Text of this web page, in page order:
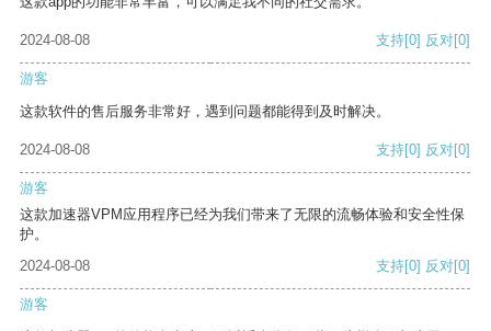
2024-08-08 支持[0] 反对[0]
游客
这款软件的售后服务非常好，遇到问题都能得到及时解决。
2024-08-08 支持[0] 反对[0]
游客
这款加速器VPM应用程序已经为我们带来了无限的流畅体验和安全性保
护。
2024-08-08
支持[0] 反对[0]
游客